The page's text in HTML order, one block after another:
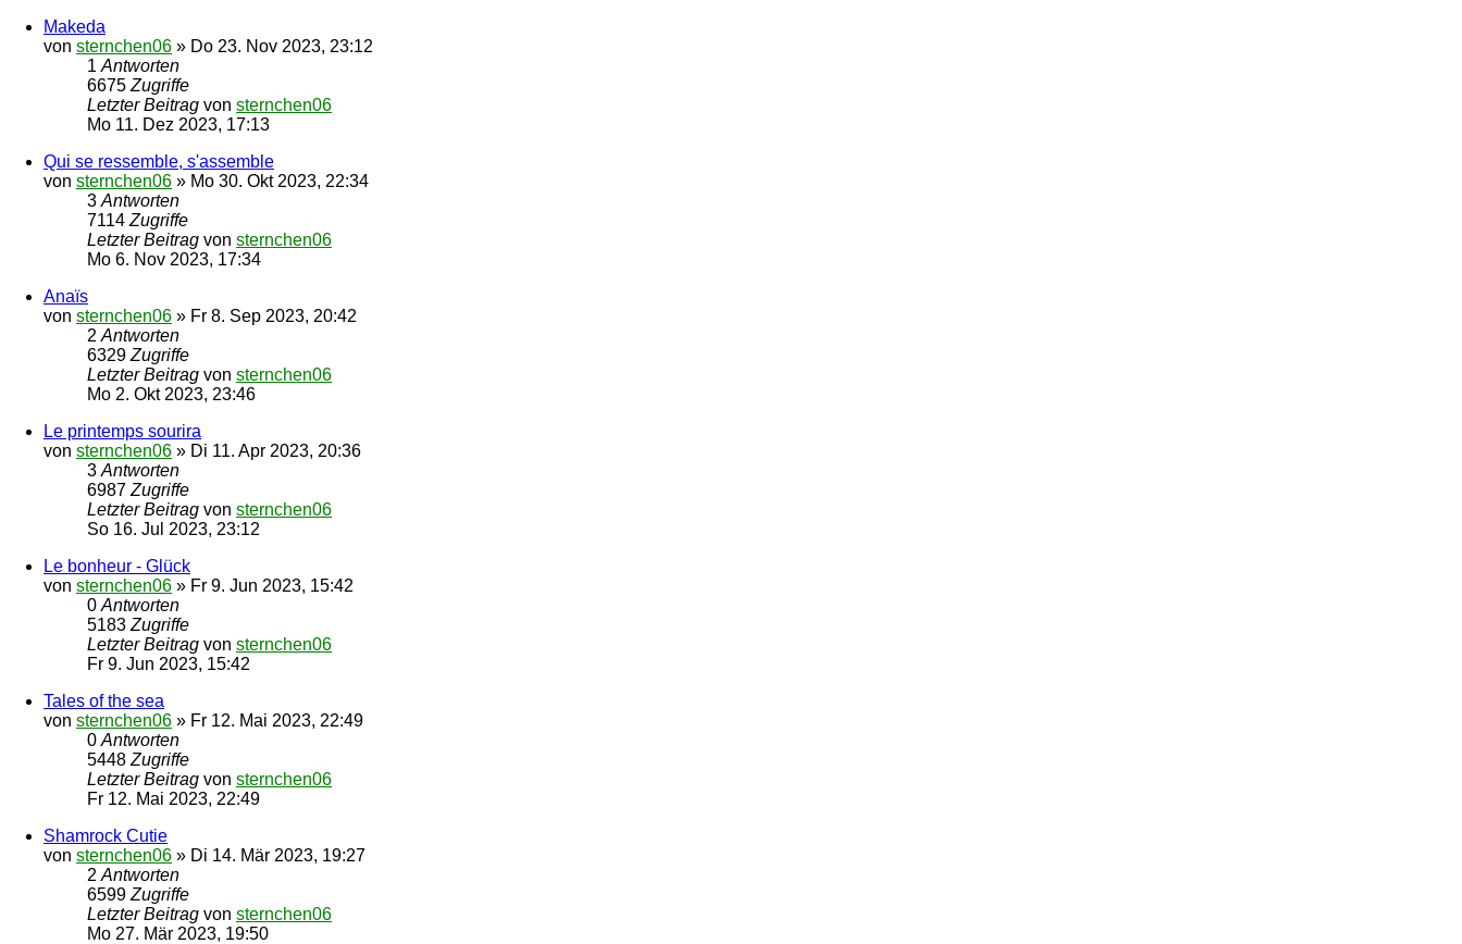
Makeda
von sternchen06 » Do 23. Nov 2023, 23:12
1 Antworten
6675 Zugriffe
Letzter Beitrag von sternchen06
Mo 11. Dez 2023, 17:13
Qui se ressemble, s'assemble
von sternchen06 » Mo 30. Okt 2023, 22:34
3 Antworten
7114 Zugriffe
Letzter Beitrag von sternchen06
Mo 6. Nov 2023, 17:34
Anaïs
von sternchen06 » Fr 8. Sep 2023, 20:42
2 Antworten
6329 Zugriffe
Letzter Beitrag von sternchen06
Mo 2. Okt 2023, 23:46
Le printemps sourira
von sternchen06 » Di 11. Apr 2023, 20:36
3 Antworten
6987 Zugriffe
Letzter Beitrag von sternchen06
So 16. Jul 2023, 23:12
Le bonheur - Glück
von sternchen06 » Fr 9. Jun 2023, 15:42
0 Antworten
5183 Zugriffe
Letzter Beitrag von sternchen06
Fr 9. Jun 2023, 15:42
Tales of the sea
von sternchen06 » Fr 12. Mai 2023, 22:49
0 Antworten
5448 Zugriffe
Letzter Beitrag von sternchen06
Fr 12. Mai 2023, 22:49
Shamrock Cutie
von sternchen06 » Di 14. Mär 2023, 19:27
2 Antworten
6599 Zugriffe
Letzter Beitrag von sternchen06
Mo 27. Mär 2023, 19:50